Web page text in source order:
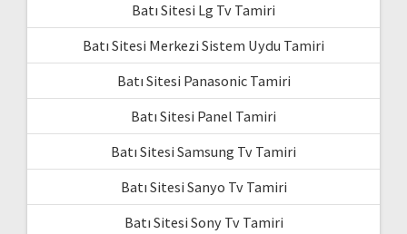
Batı Sitesi Lg Tv Tamiri
Batı Sitesi Merkezi Sistem Uydu Tamiri
Batı Sitesi Panasonic Tamiri
Batı Sitesi Panel Tamiri
Batı Sitesi Samsung Tv Tamiri
Batı Sitesi Sanyo Tv Tamiri
Batı Sitesi Sony Tv Tamiri